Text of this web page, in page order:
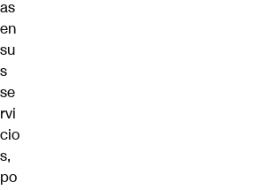
as
en
su
s
se
rvi
cio
s,
po